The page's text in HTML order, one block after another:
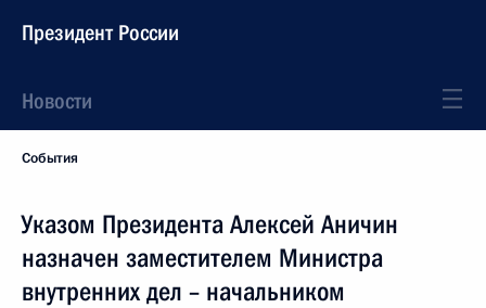
Президент России
Новости
События
Указом Президента Алексей Аничин
назначен заместителем Министра
внутренних дел – начальником